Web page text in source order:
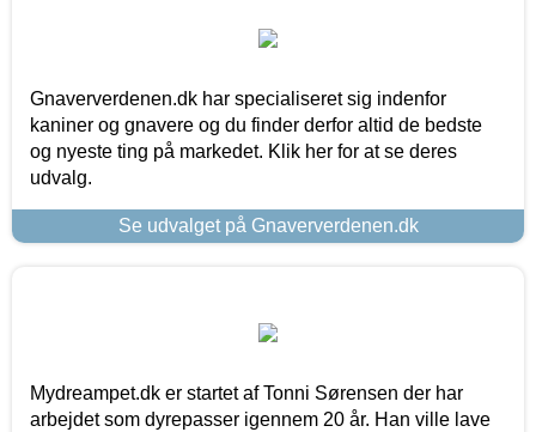
Gnaververdenen.dk har specialiseret sig indenfor
kaniner og gnavere og du finder derfor altid de bedste
og nyeste ting på markedet. Klik her for at se deres
udvalg.
Se udvalget på Gnaververdenen.dk
Mydreampet.dk er startet af Tonni Sørensen der har
arbejdet som dyrepasser igennem 20 år. Han ville lave